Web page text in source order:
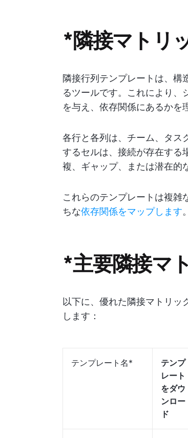
*隣接マトリ
隣接行列テンプレートは、構
るツールです。これにより、
を与え、依存関係にあるかを
各行と各列は、チーム、タス
するセルは、接続が存在する
複、ギャップ、または潜在的
これらのテンプレートは複雑
ちな依存関係をマップします。
*主要隣接マ
以下に、優れた隣接マトリ
します：
テンプレート名*
テンプ
レート
をダウ
ンロー
ド